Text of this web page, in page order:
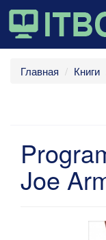
Главная Книги
Joe